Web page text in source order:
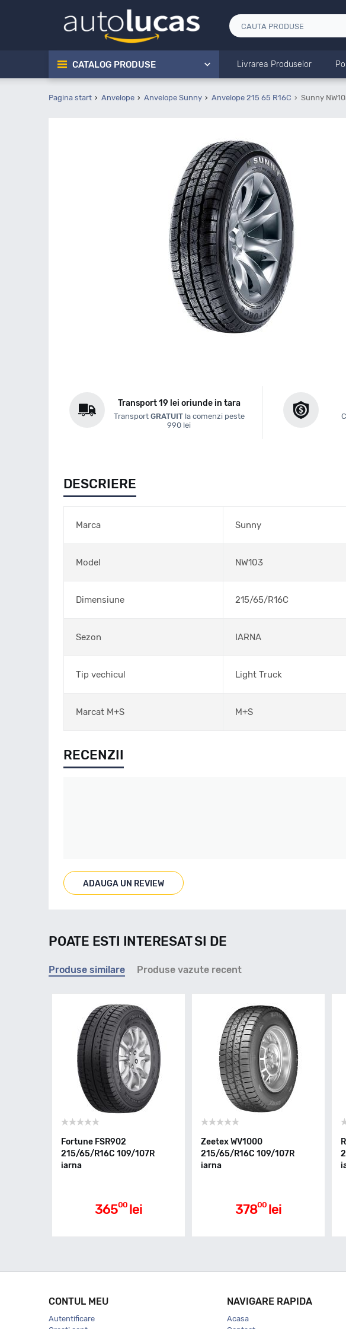
CATALOG PRODUSE Livrarea Produselor
Pagina start Anvelope Anvelope Sunny Anvelope 215 65 R16C Sunny
Transport 19 lei oriunde in tara
Transport GRATUITla comenzi peste
990 lei
DESCRIERE
Marca Sunny
Model NW103
Dimensiune 215/65/R16C
Sezon IARNA
Tip vechicul Light Truck
Marcat M+S M+S
RECENZII
ADAUGA UN REVIEW
POATE ESTI INTERESAT SI DE
Produse similare Produse vazute recent
Fortune FSR902
215/65/R16C 109/107R
iarna
36500 lei
Zeetex WV1000
215/65/R16C 109/107R
iarna
37800 lei
CONTUL MEU
Autentificare
NAVIGARE RAPIDA
Acasa